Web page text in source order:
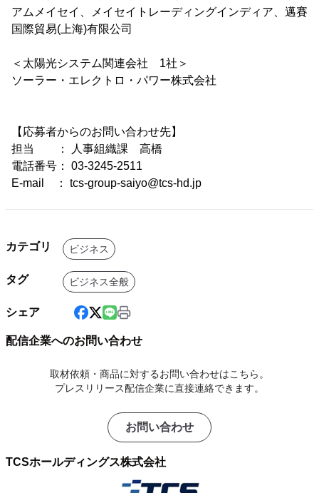
アムメイセイ、メイセイトレーディングインディア、邁賽
国際貿易(上海)有限公司
＜太陽光システム関連会社 1社＞
ソーラー・エレクトロ・パワー株式会社
【応募者からのお問い合わせ先】
担当 ： 人事組織課 高橋
電話番号： 03-3245-2511
E-mail ： tcs-group-saiyo@tcs-hd.jp
カテゴリ ビジネス
タグ ビジネス全般
シェア
配信企業へのお問い合わせ
取材依頼・商品に対するお問い合わせはこちら。
プレスリリース配信企業に直接連絡できます。
お問い合わせ
TCSホールディングス株式会社